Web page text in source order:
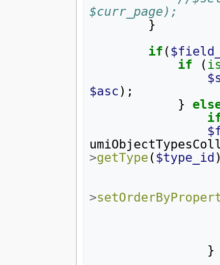
$curr_page);
}
if (
if
(
$asc );
}
>getType ( $type_id
>
}